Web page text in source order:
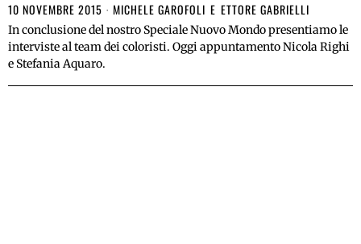
10 NOVEMBRE 2015 MICHELE GAROFOLI E ETTORE GABRIELLI
In conclusione del nostro Speciale Nuovo Mondo presentiamo le
interviste al team dei coloristi. Oggi appuntamento Nicola Righi
e Stefania Aquaro.